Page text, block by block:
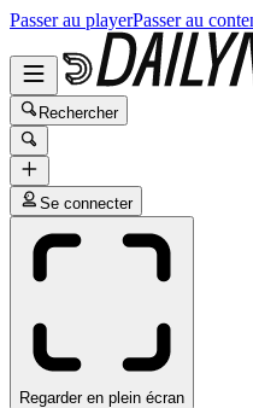
Passer au playerPasser au
Rechercher
Se connecter
Regarder en plein écran